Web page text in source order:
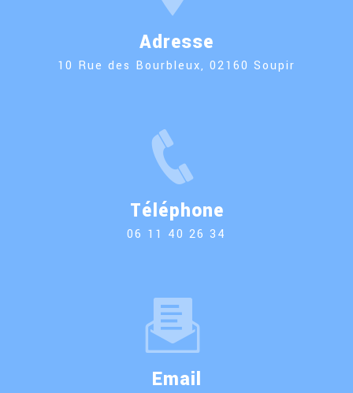
Adresse
10 Rue des Bourbleux, 02160 Soupir
Téléphone
06 11 40 26 34
Email